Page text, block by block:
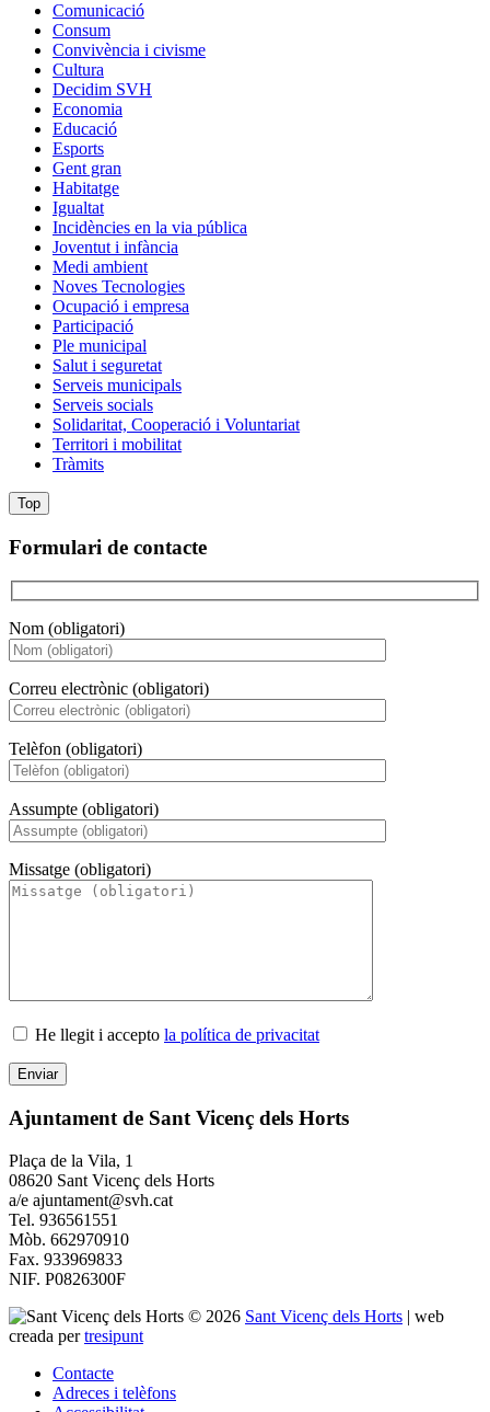
Comunicació
Consum
Convivència i civisme
Cultura
Decidim SVH
Economia
Educació
Esports
Gent gran
Habitatge
Igualtat
Incidències en la via pública
Joventut i infància
Medi ambient
Noves Tecnologies
Ocupació i empresa
Participació
Ple municipal
Salut i seguretat
Serveis municipals
Serveis socials
Solidaritat, Cooperació i Voluntariat
Territori i mobilitat
Tràmits
Top
Formulari de contacte
Nom (obligatori)
Correu electrònic (obligatori)
Telèfon (obligatori)
Assumpte (obligatori)
Missatge (obligatori)
He llegit i accepto la política de privacitat
Ajuntament de Sant Vicenç dels Horts
Plaça de la Vila, 1
08620 Sant Vicenç dels Horts
a/e ajuntament@svh.cat
Tel. 936561551
Mòb. 662970910
Fax. 933969833
NIF. P0826300F
© 2026 Sant Vicenç dels Horts | web
creada pertresipunt
Contacte
Adreces i telèfons